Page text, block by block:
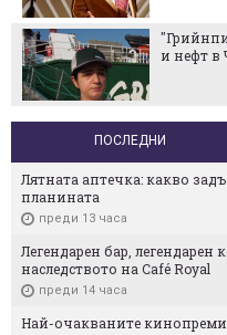
и нефт в
ПОСЛЕДНИ
Лятната аптечка: какво
планината
преди 13 часа
Легендарен бар, легендарен
наследството на Café Royal
преди 14 часа
Най-очакваните